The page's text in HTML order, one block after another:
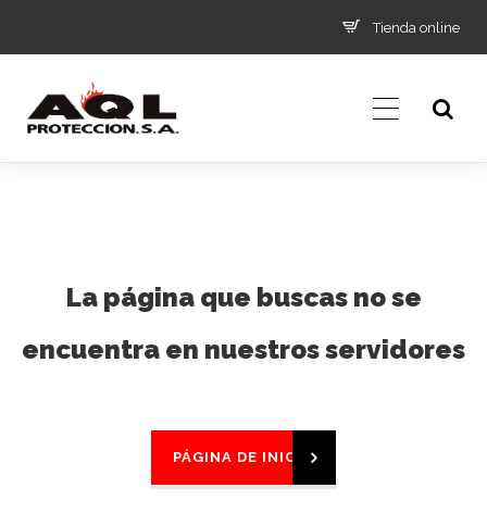
Tienda online
La página que buscas no se
encuentra en nuestros servidores
PÁGINA DE INICIO